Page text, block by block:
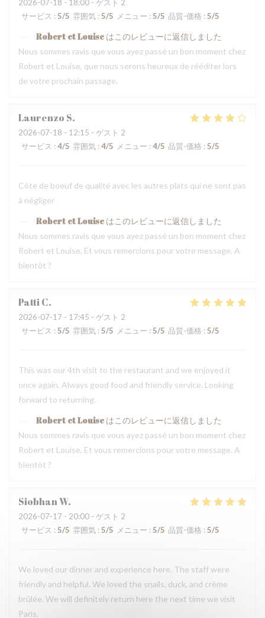
2026-07-18 - 18:00 - ゲスト 2
サービス : 5/5 雰囲気 : 5/5 メニュー : 5/5 品質-価格 : 5/5
Robert et Louise はこのレビューに返信しました
Nous sommes ravis que vous ayez passé un bon moment chez
Robert et Louise, que nous serons heureux de rééditer lors
de votre prochain passage.
Laurenzo S
2026-07-18 - 12:15 - ゲスト 2
サービス : 4/5 雰囲気 : 4/5 メニュー : 4/5 品質-価格 : 5/5
Côte de boeuf de qualité avec les autres plats qui ne sont pas
à négliger
Robert et Louise はこのレビューに返信しました
Nous sommes ravis que vous ayez passé un bon moment chez
Robert et Louise, Et vous remercions pour votre message. A
bientôt ?
PattiC
2026-07-17 - 17:45 - ゲスト 2
サービス : 5/5 雰囲気 : 5/5 メニュー : 5/5 品質-価格 : 5/5
This was our 4th visit to the restaurant and we enjoyed it
once again. Always good food and friendly service. Looking
forward to returning.
Robert et Louise はこのレビューに返信しました
Nous sommes ravis que vous ayez passé un bon moment chez
Robert et Louise, Et vous remercions pour votre message. A
bientôt ?
SiobhanW
2026-07-17 - 20:00 - ゲスト 2
サービス : 5/5 雰囲気 : 5/5 メニュー : 5/5 品質-価格 : 5/5
We loved our dinner and experience here. The staff were
friendly and helpful. We loved the snails, duck, and crème
brûlée. We will definitely return here the next time we visit
Paris.